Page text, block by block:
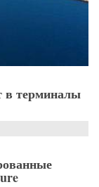
в терминалы